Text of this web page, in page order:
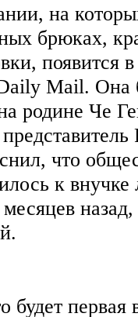
на
брюках,
появится
Mail. Она
родине Че
что
к внучке
назад,
будет первая